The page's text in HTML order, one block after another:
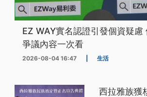
EZ WAY實名認證引發個資疑慮
爭議內容一次看
2026-08-04 16:47 生活
西拉雅族獲